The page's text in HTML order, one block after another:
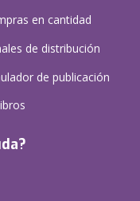
en cantidad
de distribución
de publicación